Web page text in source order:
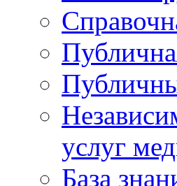
услуг
База